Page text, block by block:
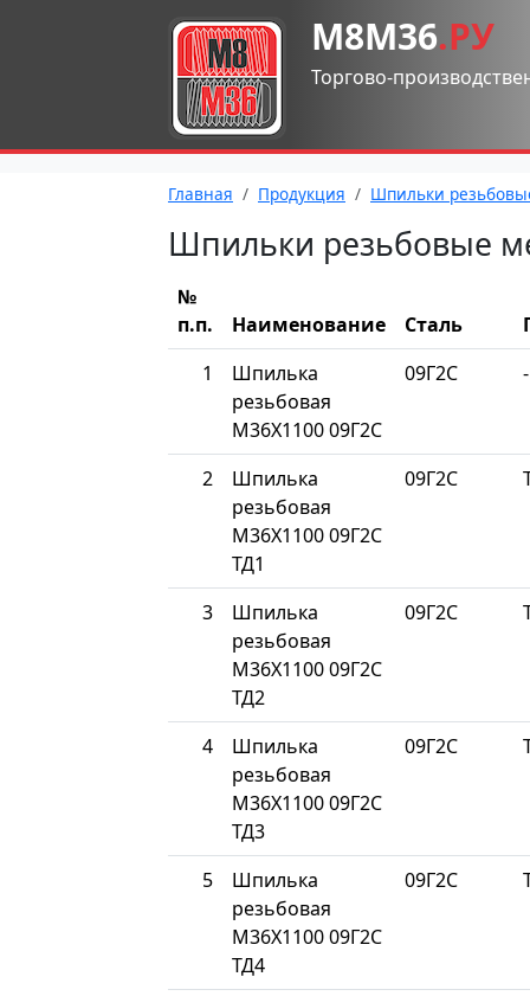
М8М36.РУ
Торгово-
Главная Продукция Шпильки
Шпильки резьбовые
№
п.п.
Наименование Сталь
1
Шпилька
резьбовая
М36Х1100 09Г2С
09Г2С -
2
Шпилька
резьбовая
М36Х1100 09Г2С
ТД1
09Г2С
3
Шпилька
резьбовая
М36Х1100 09Г2С
ТД2
09Г2С
4
Шпилька
резьбовая
М36Х1100 09Г2С
ТД3
09Г2С
5
Шпилька
резьбовая
М36Х1100 09Г2С
ТД4
09Г2С